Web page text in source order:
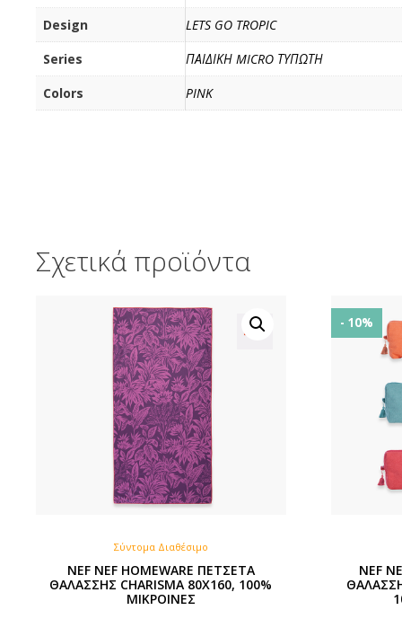
Design
LETS GO TROPIC
Series
ΠΑΙΔΙΚΗ MICRO ΤΥΠΩΤΗ
Colors
PINK
Σχετικά προϊόντα
Σύντομα Διαθέσιμο
NEF NEF HOMEWARE ΠΕΤΣΕΤΑ
ΘΑΛΑΣΣΗΣ CHARISMA 80X160, 100%
ΜΙΚΡΟΙΝΕΣ
- 10%
NEF